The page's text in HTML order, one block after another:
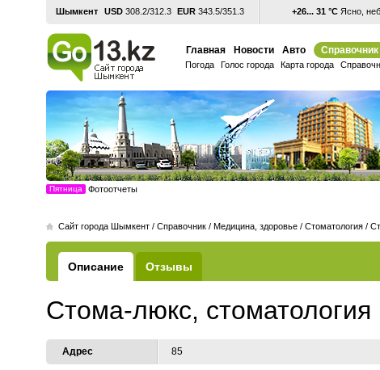
Шымкент USD 308.2/312.3 EUR 343.5/351.3 +26... 31 °С Ясно,
Главная Новости Авто
Погода Голос города Карта города
Пятница Фотоотчеты
Cайт города Шымкент / Справочник / Медицина, здоровье / Стоматология /
Описание Отзывы
Стома-люкс, стоматология
Адрес 85